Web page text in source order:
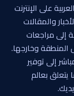
على الإنترنت
والمقالات
إلى مراجعات
المنطقة وخارجها.
إلى توفير
بعالم